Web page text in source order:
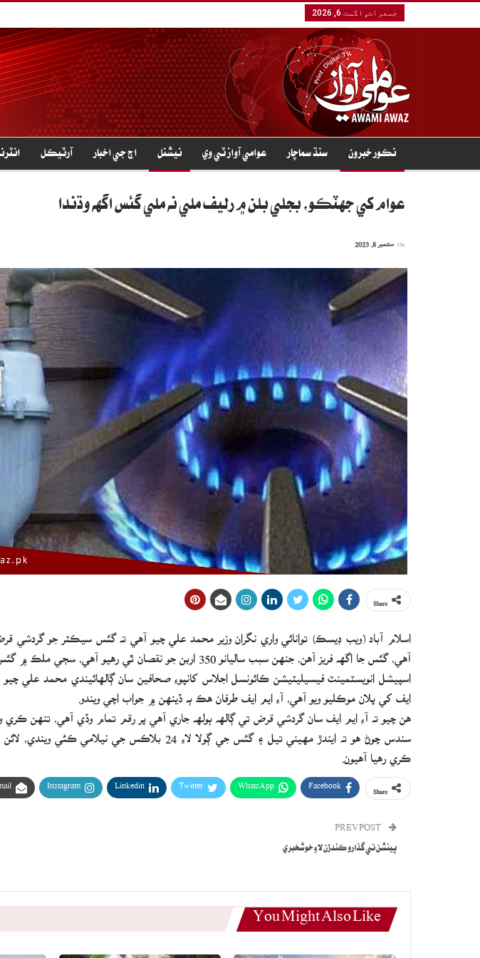
جمعرات, اگست 6, 2026
نڪور خبرون سنڌ سماچار عوامي آواز ٽي وي نيشنل اڄ جي اخبار آرٽيڪل
عوام کي جهٽڪو، بجلي بلن ۾ رليف ملي نه ملي گئس اگهه وڌندا
آهي، گئس جا اگهه فريز آهن، جنهن سبب ساليانو 350 اربن جو نقصان ٿي رهيو آهي، سڄي ملڪ ۾ گئس جا اگهه وڌائڻا پوندا.
اسپيشل انويسٽمينٽ فيسيليٽيشن ڪائونسل اجلاس کانپوءِ صحافين سان ڳالهائيندي محمد علي چيو
ايف کي پلان موڪليو ويو آهي، آءِ ايم ايف طرفان هڪ ٻه ڏينهن ۾ جواب اچي ويندو.
هن چيو ته آءِ ايم ايف سان گردشي قرض تي ڳالهه ٻولهه جاري آهي پر رقم تمام وڏي آهي، تنهن ڪري
سندس چوڻ هو ته ايندڙ مهيني تيل ۽ گئس جي ڳولا لاءِ 24 بلاڪس
ڪري رهيا آهيون.
Facebook
WhatsApp
Twitter
Linkedin
Instagram
پينشن تي گذارو ڪندڙن لاءِ خوشخبري
You Might Also Like